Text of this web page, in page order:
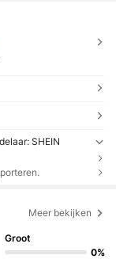
SHEIN
Meer bekijken
Groot
0%